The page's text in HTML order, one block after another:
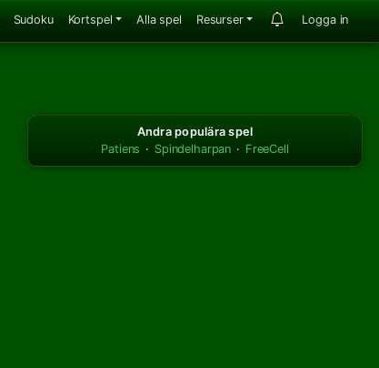
Sudoku Kortspel Alla spel Resurser Logga in
Andra populära spel
Patiens · Spindelharpan · FreeCell